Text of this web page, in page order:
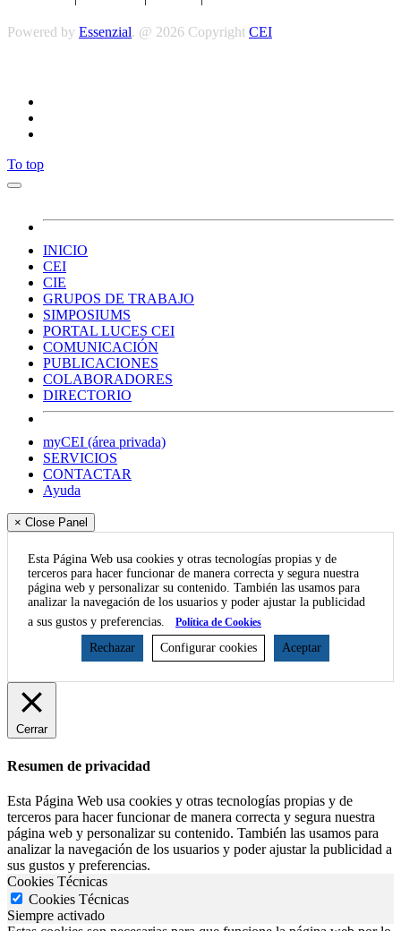
Powered by Essenzial. @ 2026 Copyright CEI
To top
INICIO
CEI
CIE
GRUPOS DE TRABAJO
SIMPOSIUMS
PORTAL LUCES CEI
COMUNICACIÓN
PUBLICACIONES
COLABORADORES
DIRECTORIO
myCEI (área privada)
SERVICIOS
CONTACTAR
Ayuda
× Close Panel
Esta Página Web usa cookies y otras tecnologías propias y de
terceros para hacer funcionar de manera correcta y segura nuestra
página web y personalizar su contenido. También las usamos para
analizar la navegación de los usuarios y poder ajustar la publicidad
a sus gustos y preferencias.
Política de Cookies
Rechazar Configurar cookies Aceptar
Cerrar
Resumen de privacidad
Esta Página Web usa cookies y otras tecnologías propias y de
terceros para hacer funcionar de manera correcta y segura nuestra
página web y personalizar su contenido. También las usamos para
analizar la navegación de los usuarios y poder ajustar la publicidad a
sus gustos y preferencias.
Cookies Técnicas
Cookies Técnicas
Siempre activado